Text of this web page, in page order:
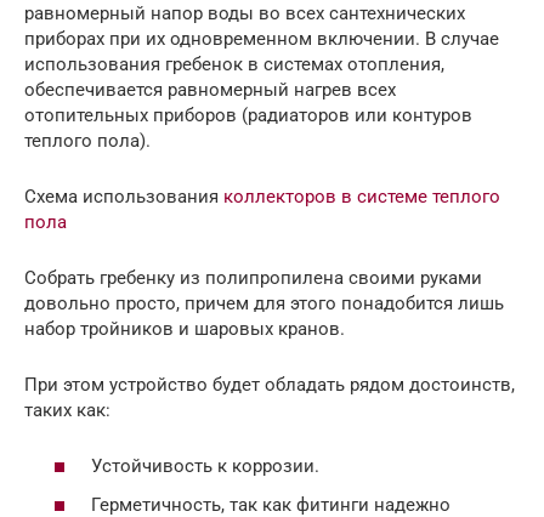
равномерный напор воды во всех сантехнических
приборах при их одновременном включении. В случае
использования гребенок в системах отопления,
обеспечивается равномерный нагрев всех
отопительных приборов (радиаторов или контуров
теплого пола).
Схема использования коллекторов в системе теплого
пола
Собрать гребенку из полипропилена своими руками
довольно просто, причем для этого понадобится лишь
набор тройников и шаровых кранов.
При этом устройство будет обладать рядом достоинств,
таких как:
Устойчивость к коррозии.
Герметичность, так как фитинги надежно